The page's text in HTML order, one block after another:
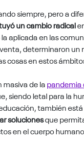
siempre, pero a
un cambio radical
aplicada en las
determinaron
cosas en estos
masiva de la pandemia
siendo letal para la
también
solucionesque
en el cuerpo